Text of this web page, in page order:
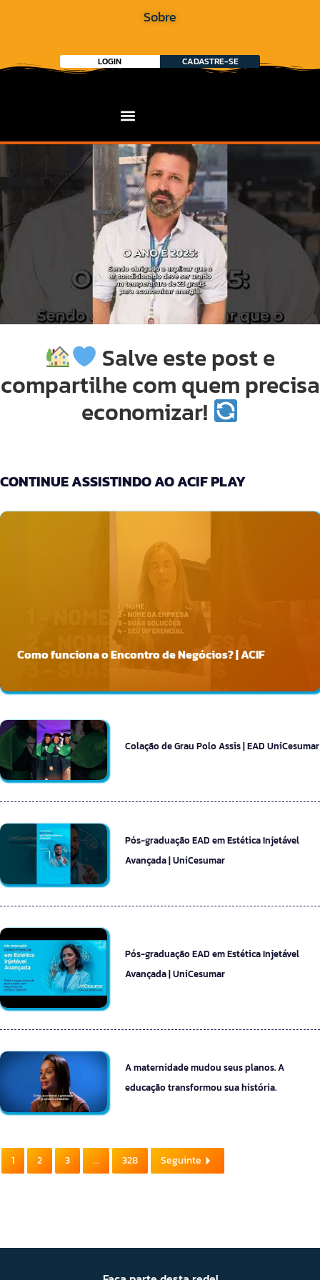
Sobre
LOGIN CADASTRE-SE
Salve este post e
compartilhe com quem precisa
economizar!
CONTINUE ASSISTINDO AO ACIF PLAY
Como funciona o Encontro de Negócios? | ACIF
Colação de Grau Polo Assis | EAD UniCesumar
Pós-graduação EAD em Estética Injetável
Avançada | UniCesumar
Pós-graduação EAD em Estética Injetável
Avançada | UniCesumar
A maternidade mudou seus planos. A
educação transformou sua história.
1 2 3 ... 328 Seguinte